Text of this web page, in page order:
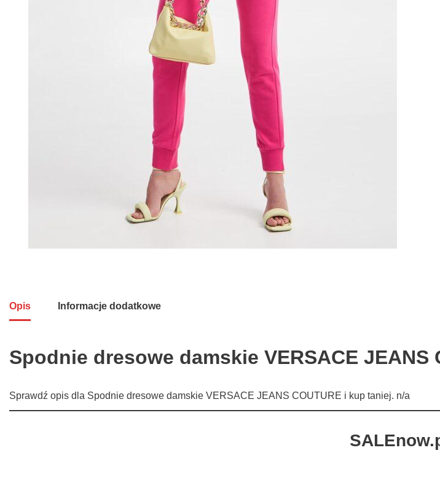
Opis Informacje dodatkowe
Spodnie dresowe damskie VERSACE JEANS
Sprawdź opis dla Spodnie dresowe damskie VERSACE JEANS COUTURE i kup taniej. n/a